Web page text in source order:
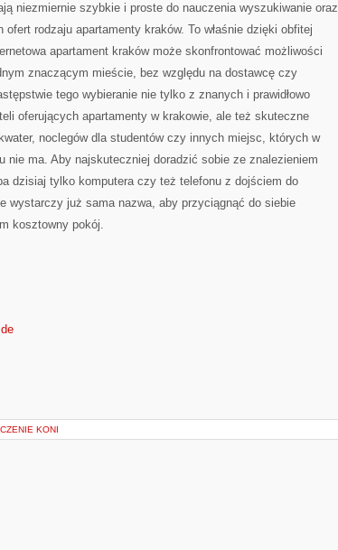
niezmiernie szybkie i proste do nauczenia wyszukiwanie oraz
ofert rodzaju apartamenty kraków. To właśnie dzięki obfitej
apartament kraków może skonfrontować możliwości
znaczącym mieście, bez względu na dostawcę czy
tego wybieranie nie tylko z znanych i prawidłowo
oferujących apartamenty w krakowie, ale też skuteczne
noclegów dla studentów czy innych miejsc, których w
nie ma. Aby najskuteczniej doradzić sobie ze znalezieniem
dzisiaj tylko komputera czy też telefonu z dojściem do
wystarczy już sama nazwa, aby przyciągnąć do siebie
kosztowny pokój.
KONI